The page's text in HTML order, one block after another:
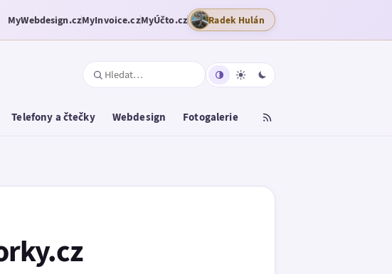
MyWebdesign.czMyInvoice.czMyÚčto.cz Radek Hulán
Telefony a čtečky Webdesign Fotogalerie